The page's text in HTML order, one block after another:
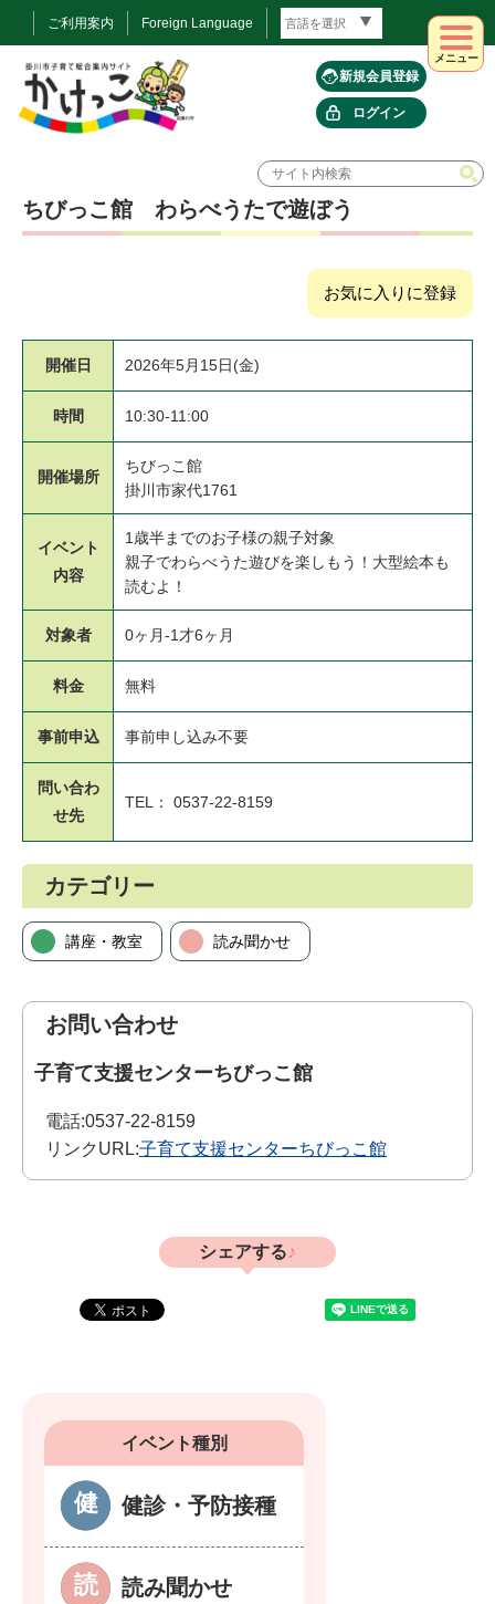
ご利用案内 Foreign Language
新規会員登録
ログイン
メニュー
ちびっこ館 わらべうたで遊ぼう
お気に入りに登録
開催日 2026年5月15日(金)
時間 10:30-11:00
開催場所
ちびっこ館
掛川市家代1761
イベント
内容
1歳半までのお子様の親子対象
親子でわらべうた遊びを楽しもう！大型絵本も
読むよ！
対象者 0ヶ月-1才6ヶ月
料金 無料
事前申込 事前申し込み不要
問い合わ
せ先
TEL： 0537-22-8159
カテゴリー
講座・教室 読み聞かせ
お問い合わせ
子育て支援センターちびっこ館
電話:0537-22-8159
リンクURL:子育て支援センターちびっこ館
シェアする
イベント種別
健診・予防接種
読み聞かせ